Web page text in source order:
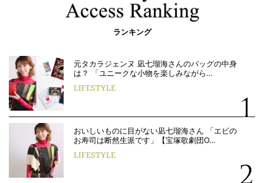
ランキング
元タカラジェンヌ 凪七瑠海さんのバッグの中身
は？ 「ユニークな小物を楽しみながら…
LIFESTYLE
おいしいものに目がない凪七瑠海さん 「エビの
お寿司は断然生派です」【宝塚歌劇団O…
LIFESTYLE